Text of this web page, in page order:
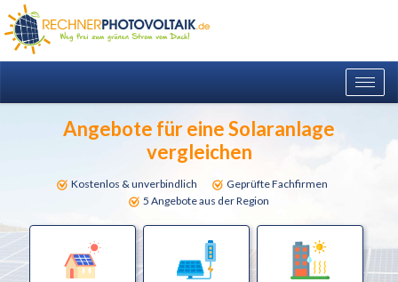
Angebote für eine Solaranlage
vergleichen
Kostenlos & unverbindlich
Geprüfte Fachfirmen
5 Angebote aus der Region